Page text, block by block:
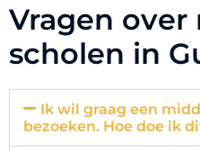
Vragen
scholen in
Ik wil graag een
bezoeken. Hoe doe ik